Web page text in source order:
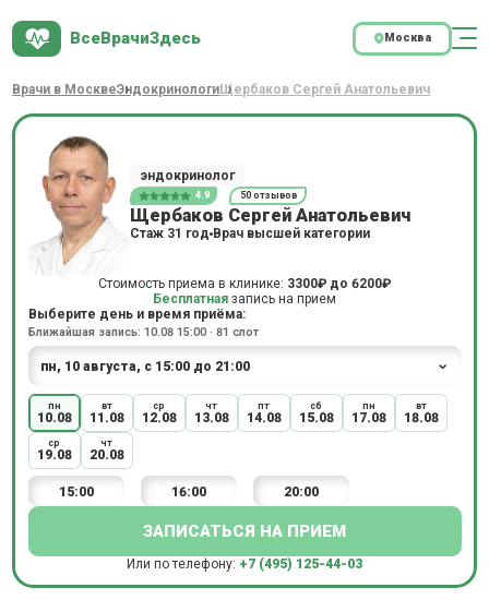
ВсеВрачиЗдесь Москва
Врачи в МосквеЭндокринологи Щербаков Сергей Анатольевич
эндокринолог
4.9 50 отзывов
Щербаков Сергей Анатольевич
Стаж 31 год Врач высшей категории
Стоимость приема в клинике: 3300₽ до 6200₽
Бесплатная запись на прием
Выберите день и время приёма:
Ближайшая запись: 10.08 15:00 · 81 слот
пн
10.08
вт
11.08
ср
12.08
чт
13.08
пт
14.08
сб
15.08
пн
17.08
вт
18.08
ср
19.08
чт
20.08
15:00 16:00 20:00
ЗАПИСАТЬСЯ НА ПРИЕМ
Или по телефону: +7 (495) 125-44-03